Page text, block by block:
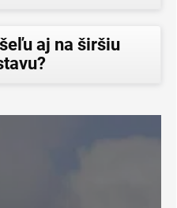
aj na širšiu